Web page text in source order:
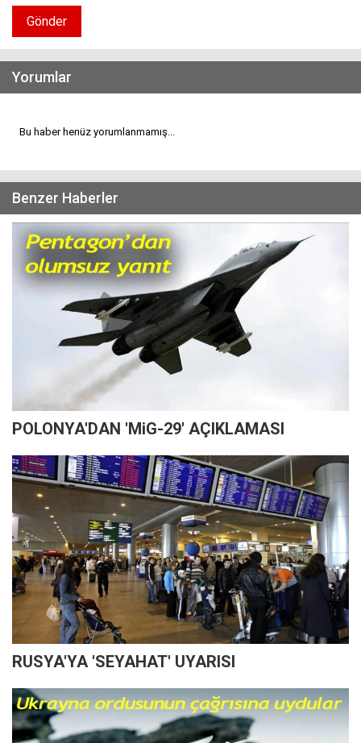
Gönder
Yorumlar
Bu haber henüz yorumlanmamış...
Benzer Haberler
POLONYA'DAN 'MiG-29' AÇIKLAMASI
RUSYA'YA 'SEYAHAT' UYARISI